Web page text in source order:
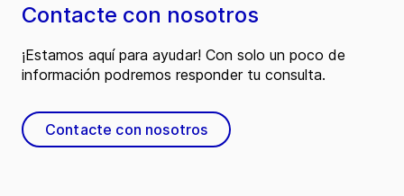
Contacte con nosotros
¡Estamos aquí para ayudar! Con solo un poco de
información podremos responder tu consulta.
Contacte con nosotros